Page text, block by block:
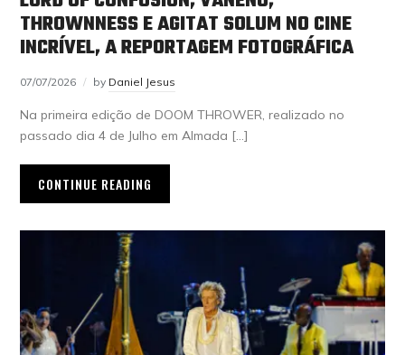
THROWNNESS E AGITAT SOLUM NO CINE
INCRÍVEL, A REPORTAGEM FOTOGRÁFICA
07/07/2026 by Daniel Jesus
Na primeira edição de DOOM THROWER, realizado no
passado dia 4 de Julho em Almada […]
CONTINUE READING